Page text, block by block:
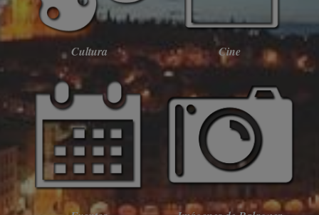
Cultura Cine